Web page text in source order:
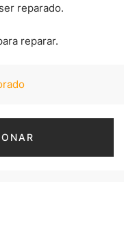
reparado.
reparar.